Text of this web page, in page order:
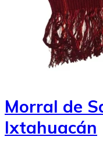
Morral de
Ixtahuacán